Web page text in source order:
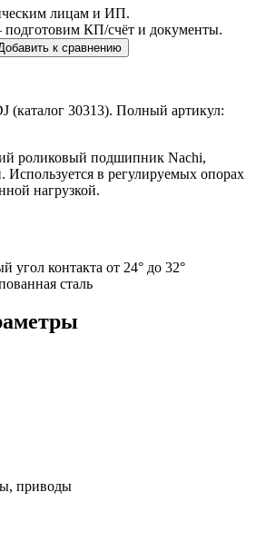
лицам и ИП.
КП/счёт и документы.
к сравнению
(каталог 30313). Полный артикул:
роликовый подшипник Nachi,
в регулируемых опорах
нагрузкой.
контакта от 24° до 32°
сталь
приводы